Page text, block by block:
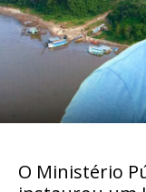
O Ministério